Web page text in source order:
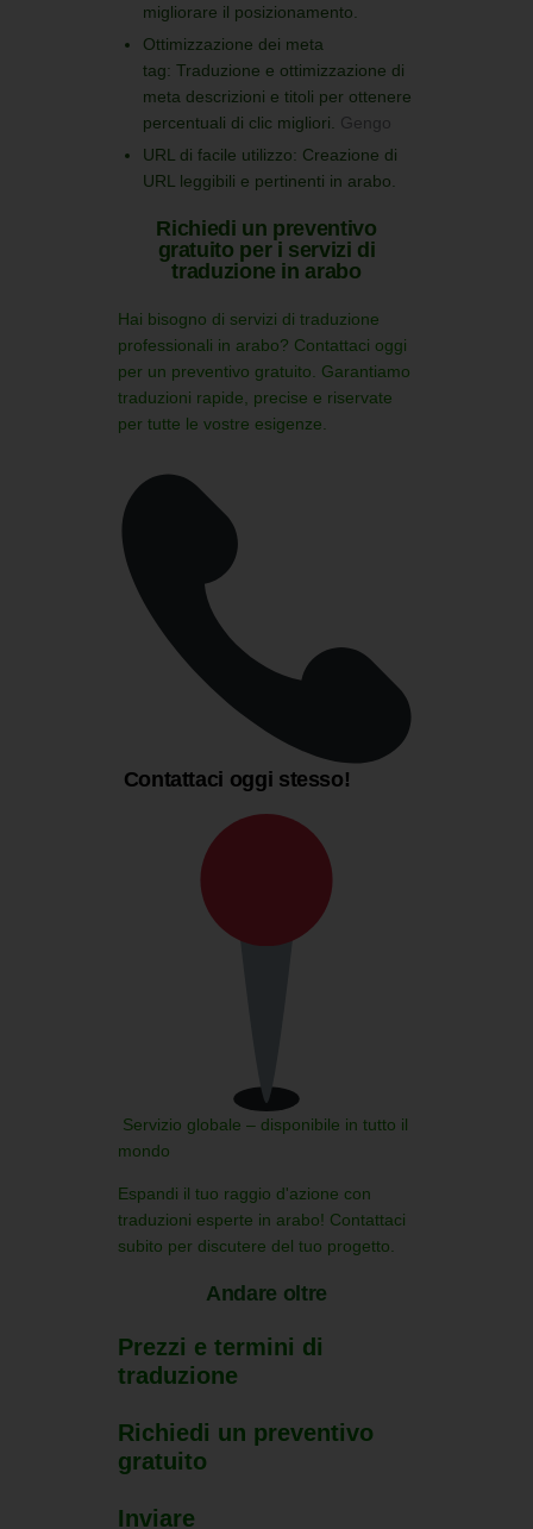
migliorare il posizionamento.
Ottimizzazione dei meta
tag: Traduzione e ottimizzazione di
meta descrizioni e titoli per ottenere
percentuali di clic migliori.
Gengo
URL di facile utilizzo: Creazione di
URL leggibili e pertinenti in arabo.
Richiedi un preventivo
gratuito per i servizi di
traduzione in arabo
Hai bisogno di servizi di traduzione
professionali in arabo? Contattaci oggi
per un preventivo gratuito.
Garantiamo
traduzioni rapide, precise e riservate
per tutte le vostre esigenze.
Contattaci oggi stesso!
Servizio globale – disponibile in tutto il
mondo
Espandi il tuo raggio d'azione con
traduzioni esperte in arabo! Contattaci
subito per discutere del tuo progetto.
Andare oltre
Prezzi e termini di
traduzione
Richiedi un preventivo
gratuito
Inviare